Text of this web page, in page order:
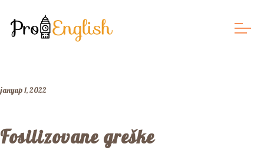
јануар 1, 2022
Fosilizovane greške